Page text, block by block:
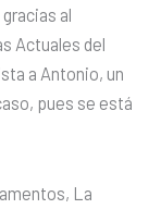
al
Actuales del
a Antonio, un
pues se está
La